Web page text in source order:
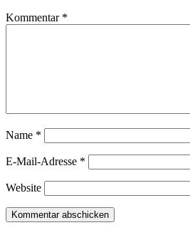
Kommentar *
Name *
E-Mail-Adresse *
Website